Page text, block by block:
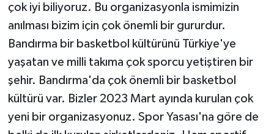
çok iyi biliyoruz. Bu organizasyonla ismimizin
anılması bizim için çok önemli bir gururdur.
Bandırma bir basketbol kültürünü Türkiye'ye
yaşatan ve milli takıma çok sporcu yetiştiren bir
şehir. Bandırma'da çok önemli bir basketbol
kültürü var. Bizler 2023 Mart ayında kurulan çok
yeni bir organizasyonuz. Spor Yasası'na göre de